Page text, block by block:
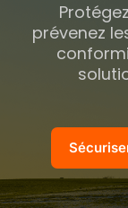
prévenez